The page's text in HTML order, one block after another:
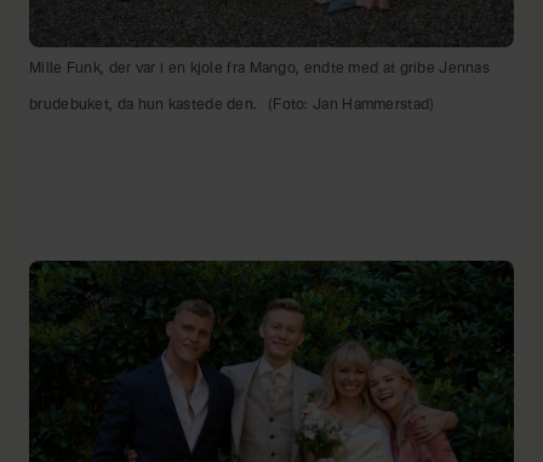
Mille Funk, der var i en kjole fra Mango, endte med at gribe Jennas
brudebuket, da hun kastede den. (Foto: Jan Hammerstad)